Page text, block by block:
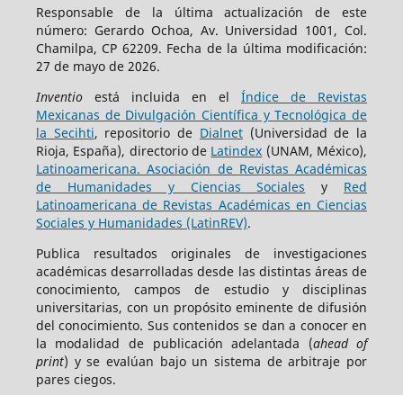
Responsable de la última actualización de este
número: Gerardo Ochoa, Av. Universidad 1001, Col.
Chamilpa, CP 62209. Fecha de la última modificación:
27 de mayo de 2026.
Inventioestá incluida en elÍndice de Revistas
Mexicanas de Divulgación Científica y Tecnológica de
la Secihti, repositorio de Dialnet(Universidad de la
Rioja, España), directorio de Latindex (UNAM, México),
Latinoamericana. Asociación de Revistas Académicas
de Humanidades y Ciencias Sociales y Red
Latinoamericana de Revistas Académicas en Ciencias
Sociales y Humanidades (LatinREV).
Publica resultados originales de investigaciones
académicas desarrolladas desde las distintas áreas de
conocimiento, campos de estudio y disciplinas
universitarias, con un propósito eminente de difusión
del conocimiento. Sus contenidos se dan a conocer en
la modalidad de publicación adelantada (ahead of
print) y se evalúan bajo un sistema de arbitraje por
pares ciegos.